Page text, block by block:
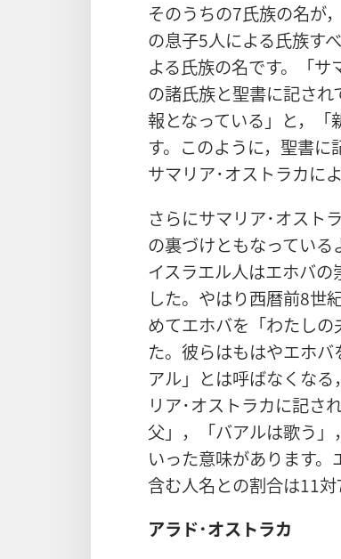
そのうちの7氏族の名が
の息子5人による氏族す
よる氏族の名です。「
の諸氏族と聖書に記さ
報となっている」と，「
す。このように，聖書
サマリア･オストラカに
さらにサマリア･オスト
の裏づけともなっている
イスラエル人はエホバ
した。やはり西暦前8世
めてエホバを「わたし
た。彼らはもはやエホ
アル」とは呼ばなくな
リア･オストラカに記さ
父」，「バアルは歌う
いった意味があります
含む人名との割合は11対
アラド･オストラカ